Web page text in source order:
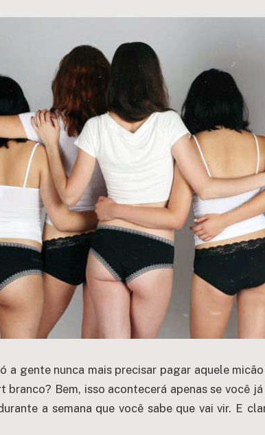
a gente nunca mais precisar pagar aquele
branco? Bem, isso acontecerá apenas se você
a semana que você sabe que vai vir. E